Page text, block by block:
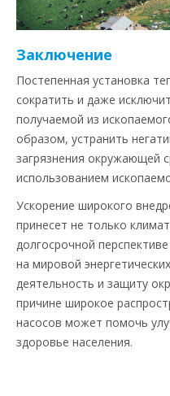
Заключение
Постепенная установка
сократить и даже
получаемой из
образом, устранить
загрязнения окружающей
использованием
Ускорение широкого
принесет не только
долгосрочной
на мировой
деятельность и защиту
причине широкое
насосов может помочь
здоровье населения.